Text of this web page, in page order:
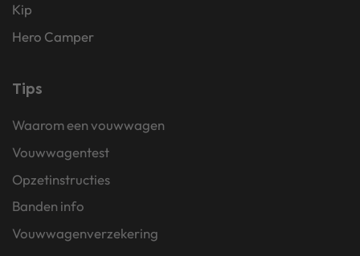
Kip
Hero Camper
Tips
Waarom een vouwwagen
Vouwwagentest
Opzetinstructies
Banden info
Vouwwagenverzekering